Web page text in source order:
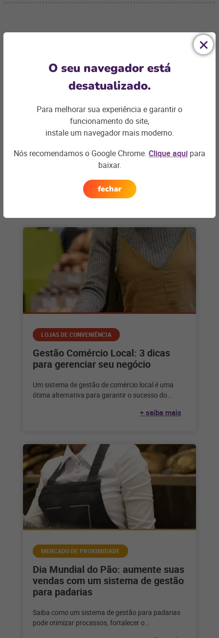
alguma dúvida?
encontrar asolução ideal
Entre em contato
Artigos relacionados
LOJAS DE CONVENIÊNCIA
Gestão Comércio Local: 3 dicas
para gerenciar seu negócio
Um sistema de gestão de comércio local é uma
ótima alternativa para garantir o sucesso do
+ saiba mais
MERCADO DE PROXIMIDADE
Dia Mundial do Pão: aumente suas
vendas com um sistema de gestão
para padarias
Saiba como um sistema de gestão para padarias
pode otimizar processos, fortalecer o
O seu navegador está
desatualizado.
Para melhorar sua experiência e garantir o
funcionamento do site,
instale um navegador mais moderno.
Nós recomendamos o Google Chrome. Clique aqui para
baixar.
fechar